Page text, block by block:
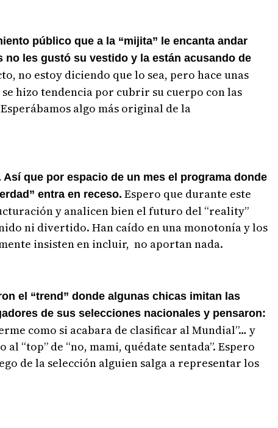
público que a la “mijita” le encanta andar
no les gustó su vestido y la están acusando de
no estoy diciendo que lo sea, pero hace unas
se hizo tendencia por cubrir su cuerpo con las
algo más original de la
que por espacio de un mes el programa donde
entra en receso. Espero que durante este
y analicen bien el futuro del “reality”
ni divertido. Han caído en una monotonía y los
insisten en incluir, no aportan nada.
el “trend” donde algunas chicas imitan las
de sus selecciones nacionales y pensaron:
como si acabara de clasificar al Mundial”… y
“top” de “no, mami, quédate sentada”. Espero
de la selección alguien salga a representar los